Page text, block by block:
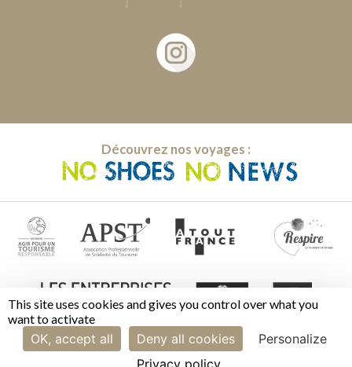
This site uses cookies and gives you control over what you
want to activate
OK, accept all Deny all cookies
Personalize
Privacy policy
Découvrez nos voyages :
Mentions légales | CGV|Cookies|Gestion des cookies